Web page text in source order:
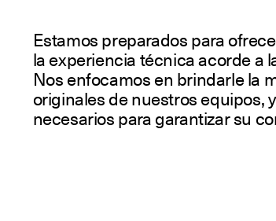
Estamos preparados para
la experiencia técnica acorde a
Nos enfocamos en brindarle la
originales de nuestros equipos,
necesarios para garantizar su